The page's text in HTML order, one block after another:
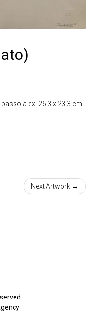
a dx, 26.3.x 23.3 cm
Next Artwork →